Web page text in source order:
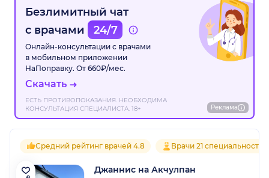
Безлимитный чат
с врачами
24/7
Онлайн-консультации с врачами
в мобильном приложении
НаПоправку. От 660₽/мес.
Скачать
ЕСТЬ ПРОТИВОПОКАЗАНИЯ. НЕОБХОДИМА
КОНСУЛЬТАЦИЯ СПЕЦИАЛИСТА. 18+
Реклама
Средний рейтинг врачей 4.8 Врачи 21 специальностей
Джаннис на Акчулпан